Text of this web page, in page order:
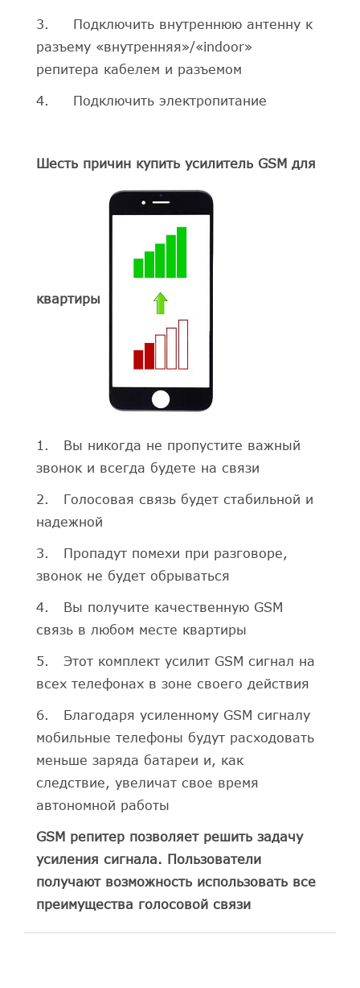
3. Подключить внутреннюю антенну к
разъему «внутренняя»/«indoor»
репитера кабелем и разъемом
4. Подключить электропитание
Шесть причин купить усилитель GSM для
квартиры
1. Вы никогда не пропустите важный
звонок и всегда будете на связи
2. Голосовая связь будет стабильной и
надежной
3. Пропадут помехи при разговоре,
звонок не будет обрываться
4. Вы получите качественную GSM
связь в любом месте квартиры
5. Этот комплект усилит GSM сигнал на
всех телефонах в зоне своего действия
6. Благодаря усиленному GSM сигналу
мобильные телефоны будут расходовать
меньше заряда батареи и, как
следствие, увеличат свое время
автономной работы
GSM репитер позволяет решить задачу
усиления сигнала. Пользователи
получают возможность использовать все
преимущества голосовой связи